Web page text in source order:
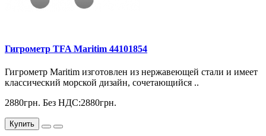
Гигрометр TFA Maritim 44101854
Гигрометр Maritim изготовлен из нержавеющей стали и имеет
классический морской дизайн, сочетающийся ..
2880грн. Без НДС:2880грн.
Купить